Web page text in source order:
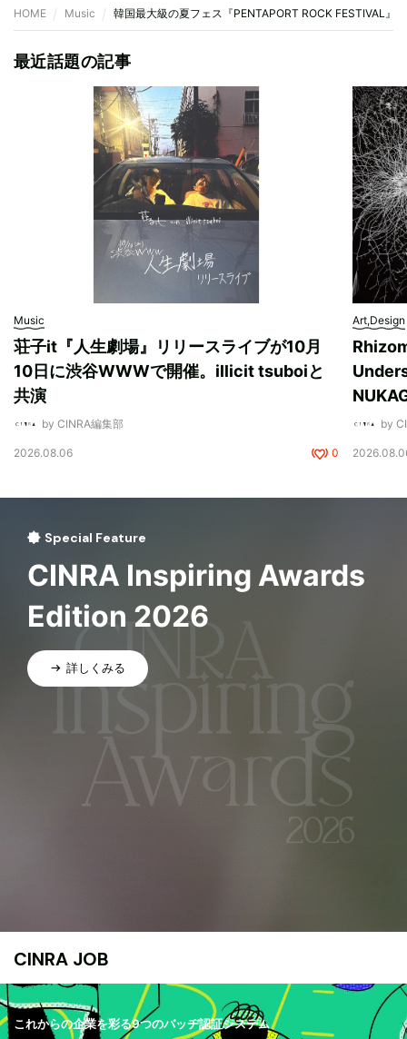
HOME Music 韓国最大級の夏フェス『PENTAPORT ROCK FESTIVAL』
最近話題の記事
Music
荘子it『人生劇場』リリースライブが10月
10日に渋谷WWWで開催。illicit tsuboiと
共演
by CINRA編集部
2026.08.06 0
Art,Design
by
Special Feature
CINRA Inspiring Awards
Edition 2026
詳しくみる
CINRA JOB
これからの企業を彩る9つのバッヂ認証システム